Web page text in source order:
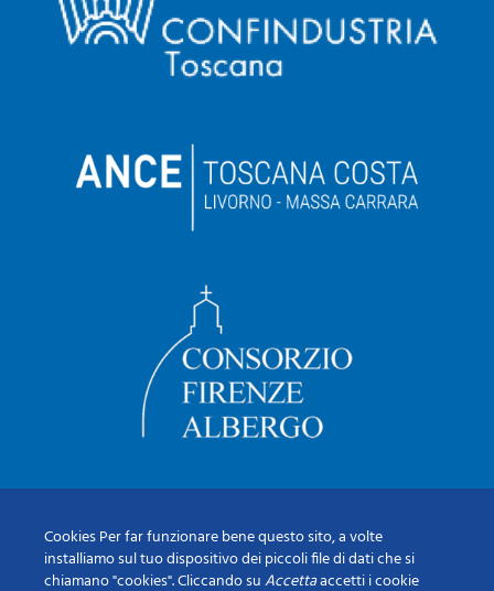
Cookies Per far funzionare bene questo sito, a volte
installiamo sul tuo dispositivo dei piccoli file di dati che si
chiamano "cookies". Cliccando suAccettaaccetti i cookie